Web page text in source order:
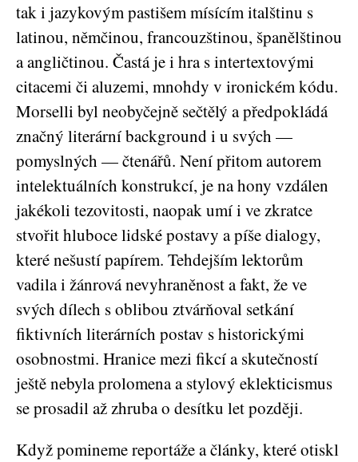
tak i jazykovým pastišem mísícím italštinu s
latinou, němčinou, francouzštinou, španělštinou
a angličtinou. Častá je i hra s intertextovými
citacemi či aluzemi, mnohdy v ironickém kódu.
Morselli byl neobyčejně sečtělý a předpokládá
značný literární background i u svých —
pomyslných — čtenářů. Není přitom autorem
intelektuálních konstrukcí, je na hony vzdálen
jakékoli tezovitosti, naopak umí i ve zkratce
stvořit hluboce lidské postavy a píše dialogy,
které nešustí papírem. Tehdejším lektorům
vadila i žánrová nevyhraněnost a fakt, že ve
svých dílech s oblibou ztvárňoval setkání
fiktivních literárních postav s historickými
osobnostmi. Hranice mezi fikcí a skutečností
ještě nebyla prolomena a stylový eklekticismus
se prosadil až zhruba o desítku let později.
Když pomineme reportáže a články, které otiskl